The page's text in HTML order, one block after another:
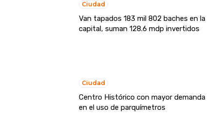
Ciudad
Van tapados 183 mil 802 baches en la
capital, suman 128.6 mdp invertidos
Ciudad
Centro Histórico con mayor demanda
en el uso de parquímetros